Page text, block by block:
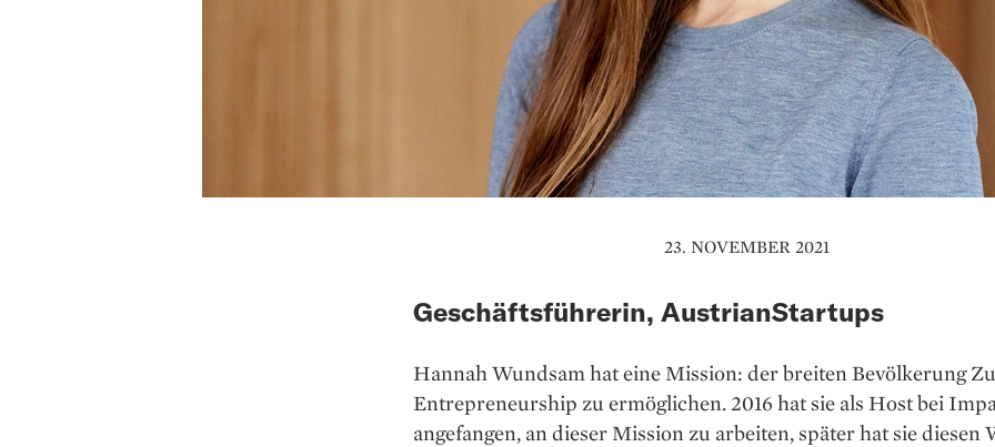
23. NOVEMBER 2021
Geschäftsführerin, AustrianStartups
Hannah Wundsam hat eine Mission: der breiten Bevölkerung
Entrepreneurship zu er­möglichen. 2016 hat sie als Host bei
angefangen, an dieser Mission zu arbeiten, später hat sie diesen